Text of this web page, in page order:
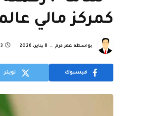
كمركز مالي
بواسطة عمر كرم 8 يناير، 2026 3 دقائق
فيسبوك تويتر